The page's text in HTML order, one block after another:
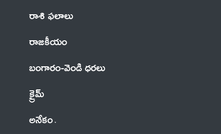
రాశి ఫలాలు
రాజకీయం
బంగారం-వెండి ధరలు
క్రైమ్
అనేకం